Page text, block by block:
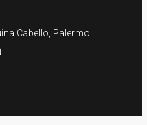
Cabello, Palermo